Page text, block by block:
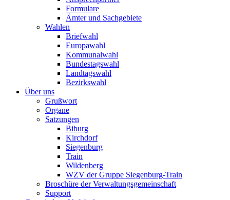
Formulare
Ämter und Sachgebiete
Wahlen
Briefwahl
Europawahl
Kommunalwahl
Bundestagswahl
Landtagswahl
Bezirkswahl
Über uns
Grußwort
Organe
Satzungen
Biburg
Kirchdorf
Siegenburg
Train
Wildenberg
WZV der Gruppe Siegenburg-Train
Broschüre der Verwaltungsgemeinschaft
Support